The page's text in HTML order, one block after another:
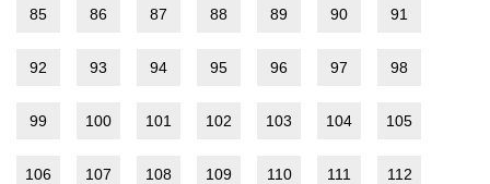
85 86 87 88 89 90 91
92 93 94 95 96 97 98
99 100 101 102 103 104 105
106 107 108 109 110 111 112